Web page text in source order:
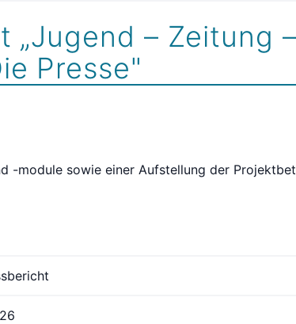
– Zeitung
Presse"
-module sowie einer Aufstellung der